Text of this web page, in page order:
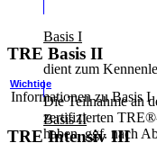
Basis I
dient zum
Die Teilnahme an
zertifizierten
haben, ggf. nach
Wichtige
Informationen zu Basis I
TRE Basis II
Basis II
TRE Intensiv III